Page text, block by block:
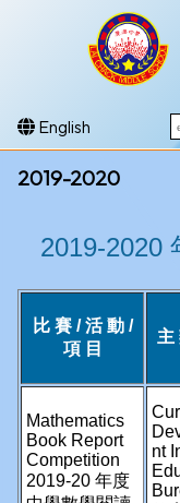
English
2019-2020